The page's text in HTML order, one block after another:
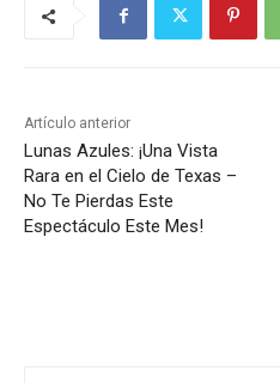
Artículo anterior
Lunas Azules: ¡Una Vista
Rara en el Cielo de Texas –
No Te Pierdas Este
Espectáculo Este Mes!